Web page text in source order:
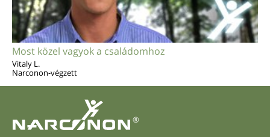
Most közel vagyok a családomhoz
Vitaly L.
Narconon-végzett
®